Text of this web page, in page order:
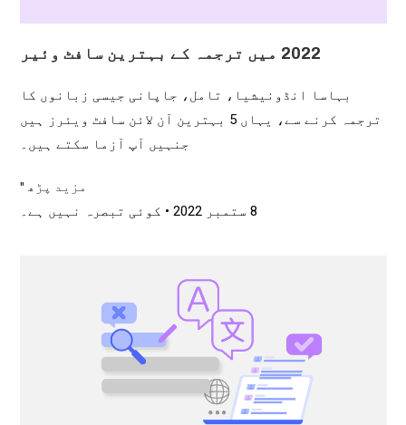
2022 میں ترجمہ کے بہترین سافٹ وئیر
بہاسا انڈونیشیا، تامل، جاپانی جیسی زبانوں کا
ترجمہ کرنے سے، یہاں 5 بہترین آن لائن سافٹ ویئرز ہیں
جنہیں آپ آزما سکتے ہیں۔
مزید پڑھ "
8 ستمبر 2022 کوئی تبصرہ نہیں ہے۔